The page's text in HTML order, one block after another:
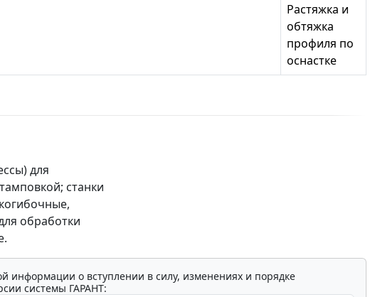
Растяжка и
обтяжка
профиля по
оснастке
для
станки
обработки
информации о вступлении в силу, изменениях и порядке
системы ГАРАНТ: